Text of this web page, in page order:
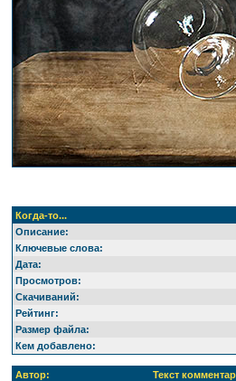
Когда-то...
Описание:
Ключевые слова:
Дата:
Просмотров:
Скачиваний:
Рейтинг:
Размер файла:
Кем добавлено:
Автор:
Текст